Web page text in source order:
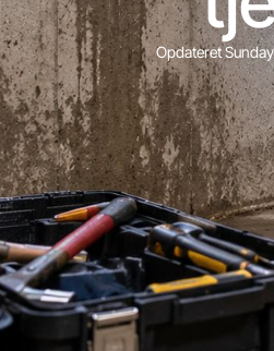
Opdateret